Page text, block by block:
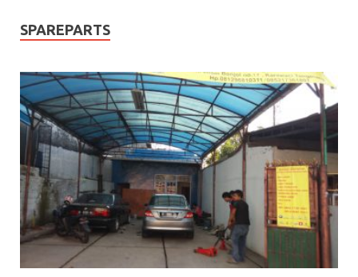
SPAREPARTS